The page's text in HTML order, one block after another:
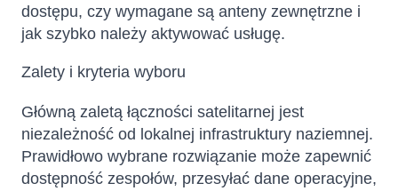
dostępu, czy wymagane są anteny zewnętrzne i
jak szybko należy aktywować usługę.
Zalety i kryteria wyboru
Główną zaletą łączności satelitarnej jest
niezależność od lokalnej infrastruktury naziemnej.
Prawidłowo wybrane rozwiązanie może zapewnić
dostępność zespołów, przesyłać dane operacyjne,